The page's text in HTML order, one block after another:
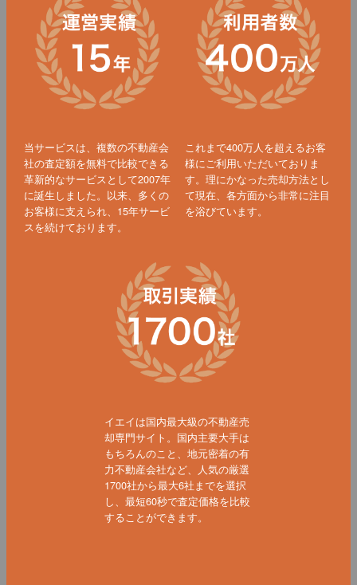
当サービスは、複数の不動産会
社の査定額を無料で比較できる
革新的なサービスとして2007年
に誕生しました。以来、多くの
お客様に支えられ、15年サービ
スを続けております。
これまで400万人を超えるお客
様にご利用いただいておりま
す。理にかなった売却方法とし
て現在、各方面から非常に注目
を浴びています。
イエイは国内最大級の不動産売
却専門サイト。国内主要大手は
もちろんのこと、地元密着の有
力不動産会社など、人気の厳選
1700社から最大6社までを選択
し、最短60秒で査定価格を比較
することができます。